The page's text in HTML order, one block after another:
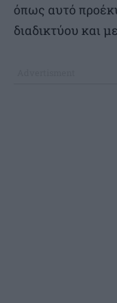
όπως αυτό
διαδικτύου και